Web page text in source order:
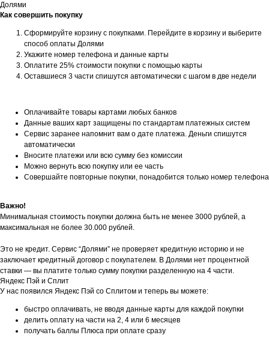
Долями
Как совершить покупку
Сформируйте корзину с покупками. Перейдите в корзину и выберите
способ оплаты Долями
Укажите номер телефона и данные карты
Оплатите 25% стоимости покупки с помощью карты
Оставшиеся 3 части спишутся автоматически с шагом в две недели
Оплачивайте товары картами любых банков
Данные ваших карт защищены по стандартам платежных систем
Сервис заранее напомнит вам о дате платежа. Деньги спишутся
автоматически
Вносите платежи или всю сумму без комиссии
Можно вернуть всю покупку или ее часть
Совершайте повторные покупки, понадобится только номер телефона
Важно!
Минимальная стоимость покупки должна быть не менее 3000 рублей, а
максимальная не более 30.000 рублей.
Это не кредит. Сервис “Долями” не проверяет кредитную историю и не
заключает кредитный договор с покупателем. В Долями нет процентной
ставки — вы платите только сумму покупки разделенную на 4 части.
Яндекс Пэй и Сплит
У нас появился Яндекс Пэй со Сплитом и теперь вы можете:
быстро оплачивать, не вводя данные карты для каждой покупки
делить оплату на части на 2, 4 или 6 месяцев
получать баллы Плюса при оплате сразу